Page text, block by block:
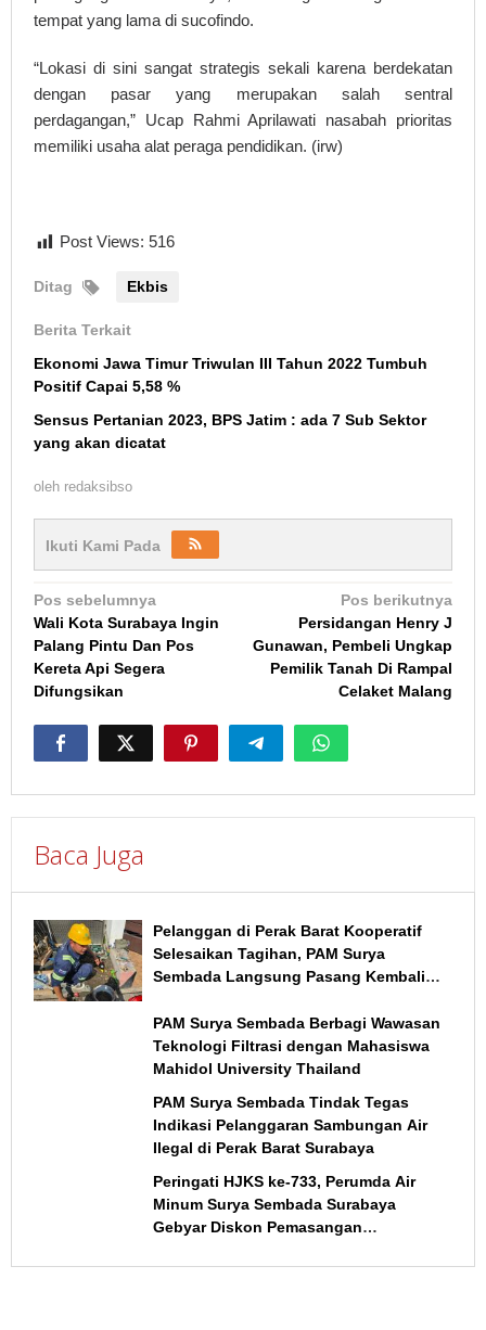
tempat yang lama di sucofindo.
“Lokasi di sini sangat strategis sekali karena berdekatan
dengan pasar yang merupakan salah sentral
perdagangan,” Ucap Rahmi Aprilawati nasabah prioritas
memiliki usaha alat peraga pendidikan. (irw)
Post Views: 516
Ditag Ekbis
Berita Terkait
Ekonomi Jawa Timur Triwulan III Tahun 2022 Tumbuh
Positif Capai 5,58 %
Sensus Pertanian 2023, BPS Jatim : ada 7 Sub Sektor
yang akan dicatat
oleh redaksibso
Ikuti Kami Pada
Navigasi
pos
Pos sebelumnya
Wali Kota Surabaya Ingin
Palang Pintu Dan Pos
Kereta Api Segera
Difungsikan
Pos berikutnya
Persidangan Henry J
Gunawan, Pembeli Ungkap
Pemilik Tanah Di Rampal
Celaket Malang
Baca Juga
Pelanggan di Perak Barat Kooperatif
Selesaikan Tagihan, PAM Surya
Sembada Langsung Pasang Kembali
PAM Surya Sembada Berbagi Wawasan
Teknologi Filtrasi dengan Mahasiswa
Mahidol University Thailand
PAM Surya Sembada Tindak Tegas
Indikasi Pelanggaran Sambungan Air
Ilegal di Perak Barat Surabaya
Peringati HJKS ke-733, Perumda Air
Minum Surya Sembada Surabaya
Gebyar Diskon Pemasangan